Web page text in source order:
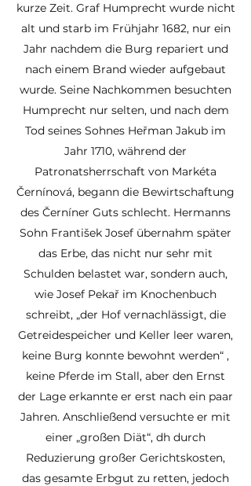
kurze Zeit. Graf Humprecht wurde nicht
alt und starb im Frühjahr 1682, nur ein
Jahr nachdem die Burg repariert und
nach einem Brand wieder aufgebaut
wurde. Seine Nachkommen besuchten
Humprecht nur selten, und nach dem
Tod seines Sohnes Heřman Jakub im
Jahr 1710, während der
Patronatsherrschaft von Markéta
Černínová, begann die Bewirtschaftung
des Černíner Guts schlecht. Hermanns
Sohn František Josef übernahm später
das Erbe, das nicht nur sehr mit
Schulden belastet war, sondern auch,
wie Josef Pekař im Knochenbuch
schreibt, „der Hof vernachlässigt, die
Getreidespeicher und Keller leer waren,
keine Burg konnte bewohnt werden“ ,
keine Pferde im Stall, aber den Ernst
der Lage erkannte er erst nach ein paar
Jahren. Anschließend versuchte er mit
einer „großen Diät“, dh durch
Reduzierung großer Gerichtskosten,
das gesamte Erbgut zu retten, jedoch